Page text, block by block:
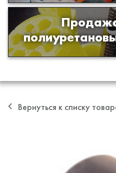
Продажа сырья
Вернуться к списку